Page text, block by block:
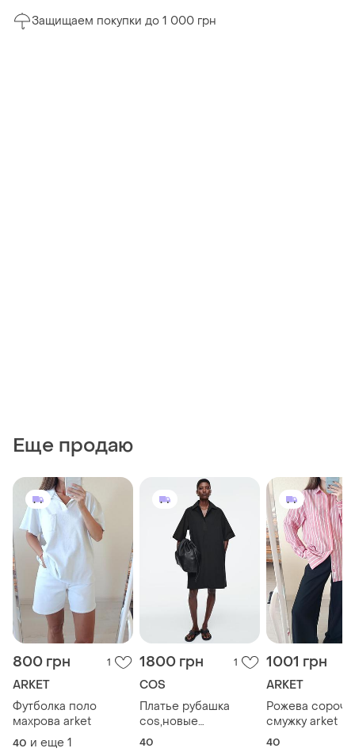
Защищаем покупки до 1 000 грн
Еще продаю
800 грн 1
ARKET
Футболка поло
махрова arket
40 и еще 1
1800 грн 1
COS
Платье рубашка
cos,новые
коллекции
40
1001 грн
ARKET
Рожева
смужку arket
40